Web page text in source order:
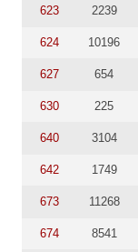
623 2239
624 10196
627 654
630 225
640 3104
642 1749
673 11268
674 8541